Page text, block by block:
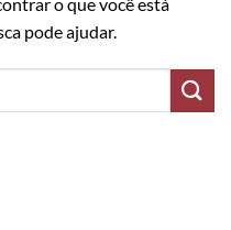
pode ajudar.